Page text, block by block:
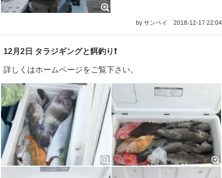
by サンペイ 2018-12-17 22:04
12月2日 タラジギングと餌釣り❗️
詳しくはホームページをご覧下さい。